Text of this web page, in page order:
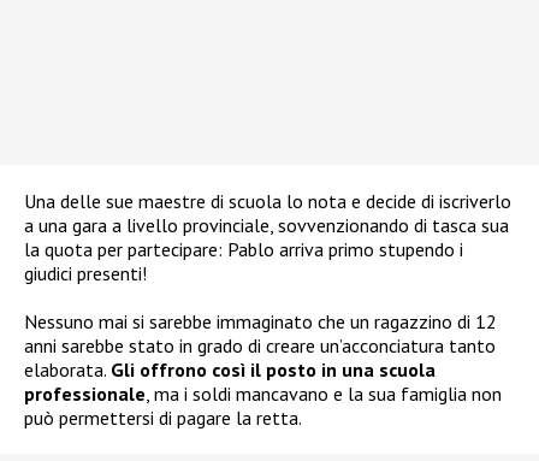
Una delle sue maestre di scuola lo nota e decide di iscriverlo
a una gara a livello provinciale, sovvenzionando di tasca sua
la quota per partecipare: Pablo arriva primo stupendo i
giudici presenti!
Nessuno mai si sarebbe immaginato che un ragazzino di 12
anni sarebbe stato in grado di creare un’acconciatura tanto
elaborata. Gli offrono così il posto in una scuola
professionale, ma i soldi mancavano e la sua famiglia non
può permettersi di pagare la retta.